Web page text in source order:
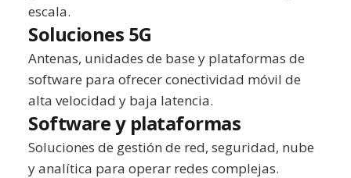
escala.
Soluciones 5G
Antenas, unidades de base y plataformas de
software para ofrecer conectividad móvil de
alta velocidad y baja latencia.
Software y plataformas
Soluciones de gestión de red, seguridad, nube
y analítica para operar redes complejas.